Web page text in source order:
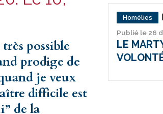
possible
prodige de
je veux
difficile est
de la
Homélies
Publié le 26
LE